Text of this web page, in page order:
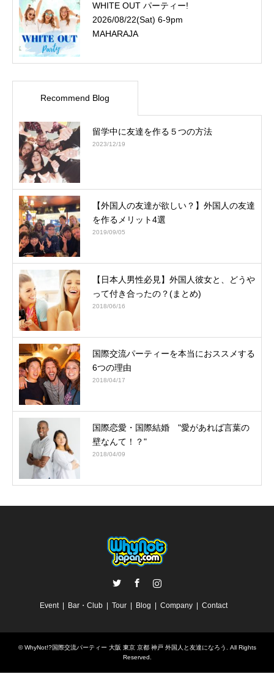
WHITE OUT パーティー!
2026/08/22(Sat) 6-9pm
MAHARAJA
Recommend Blog
留学中に友達を作る５つの方法
2023/12/19
【外国人の友達が欲しい？】外国人の友達
を作るメリット4選
2019/09/05
【日本人男性必見】外国人彼女と、どうや
って付き合ったの？(まとめ)
2018/06/16
国際交流パーティーを本当におススメする
6つの理由
2018/04/17
国際恋愛・国際結婚 "愛があれば言葉の
壁なんて！？"
2018/04/09
Event Bar・Club Tour Blog Company Contact
©WhyNot!?国際交流パーティー 大阪 東京 京都 神戸 外国人と友達になろう. All Rights
Reserved.